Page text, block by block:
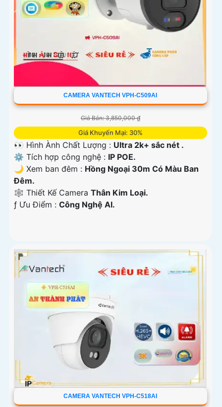
CAMERA VANTECH VPH-C509AI
Giá Bán: 3,850,000 ₫
Giá Khuyến Mại: 30%
👀 Hình Ành Chất Lượng : Ultra 2k+ sắc nét .
⚙ Tích hợp công nghệ : IP POE.
🌙 Xem ban đêm : Hồng Ngoại 30m Có Màu Ban
Đêm.
🕸️ Thiết Kế Camera Thân Kim Loại.
️ƒ Ưu Điểm : Công Nghệ AI.
CAMERA VANTECH VPH-C518AI